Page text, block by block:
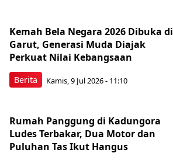
Berita
Kemah Bela Negara 2026 Dibuka di
Garut, Generasi Muda Diajak
Perkuat Nilai Kebangsaan
Kamis, 9 Jul 2026 - 11:10
Rumah Panggung di Kadungora
Ludes Terbakar, Dua Motor dan
Puluhan Tas Ikut Hangus